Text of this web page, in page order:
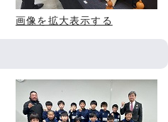
画像を拡大表示する